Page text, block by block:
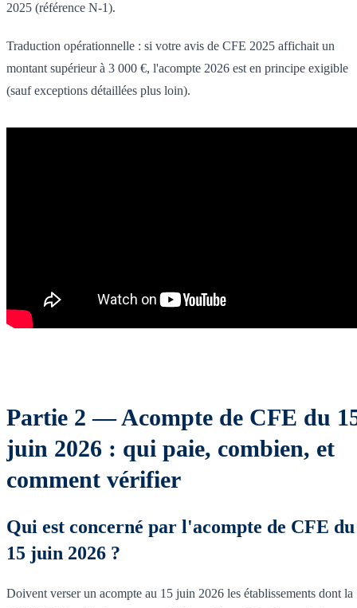
2025 (référence N-1).
Traduction opérationnelle : si votre avis de CFE 2025 affichait un
montant supérieur à 3 000 €, l'acompte 2026 est en principe exigible
(sauf exceptions détaillées plus loin).
Partie 2 — Acompte de CFE du
juin 2026 : qui paie, combien, et
comment vérifier
Qui est concerné par l'acompte de CFE du
15 juin 2026 ?
Doivent verser un acompte au 15 juin 2026 les établissements dont la